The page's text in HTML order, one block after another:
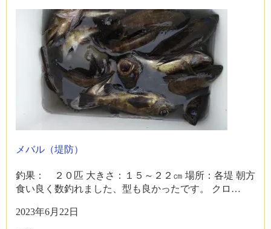
メバル（堤防）
釣果： ２０匹 大きさ：１５～２２㎝ 場所：各堤 朝方
食い良く数釣れました、型も良かったです。 クロ…
2023年6月22日